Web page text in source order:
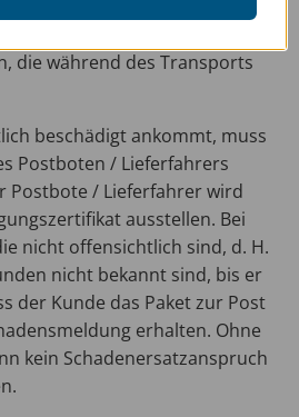
die während des Transports
beschädigt ankommt, muss
Postboten / Lieferfahrers
Postbote / Lieferfahrer wird
ausstellen. Bei
nicht offensichtlich sind, d. H.
nicht bekannt sind, bis er
der Kunde das Paket zur Post
erhalten. Ohne
kein Schadenersatzanspruch